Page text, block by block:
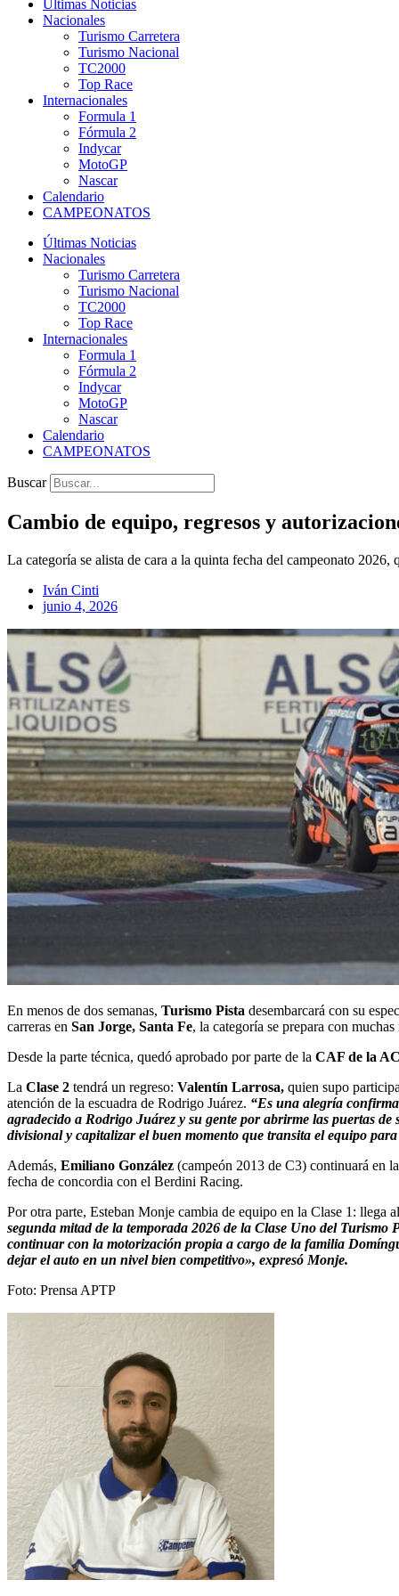
Últimas Noticias
Nacionales
Turismo Carretera
Turismo Nacional
TC2000
Top Race
Internacionales
Formula 1
Fórmula 2
Indycar
MotoGP
Nascar
Calendario
CAMPEONATOS
Últimas Noticias
Nacionales
Turismo Carretera
Turismo Nacional
TC2000
Top Race
Internacionales
Formula 1
Fórmula 2
Indycar
MotoGP
Nascar
Calendario
CAMPEONATOS
Buscar
Cambio de equipo, regresos y
La categoría se alista de cara a la quinta fecha del campeonato
Iván Cinti
junio 4, 2026
En menos de dos semanas, Turismo Pista desembarcará con su
carreras en San Jorge, Santa Fe, la categoría se prepara con muchas
Desde la parte técnica, quedó aprobado por parte de la CAF de la
La Clase 2 tendrá un regreso: Valentín Larrosa, quien supo
atención de la escuadra de Rodrigo Juárez. “Es una alegría
agradecido a Rodrigo Juárez y su gente por abrirme las puertas
divisional y capitalizar el buen momento que transita el equipo
Además, Emiliano González (campeón 2013 de C3) continuará en la
fecha de concordia con el Berdini Racing.
Por otra parte, Esteban Monje cambia de equipo en la Clase 1:
segunda mitad de la temporada 2026 de la Clase Uno del
continuar con la motorización propia a cargo de la familia
dejar el auto en un nivel bien competitivo», expresó Monje.
Foto: Prensa APTP